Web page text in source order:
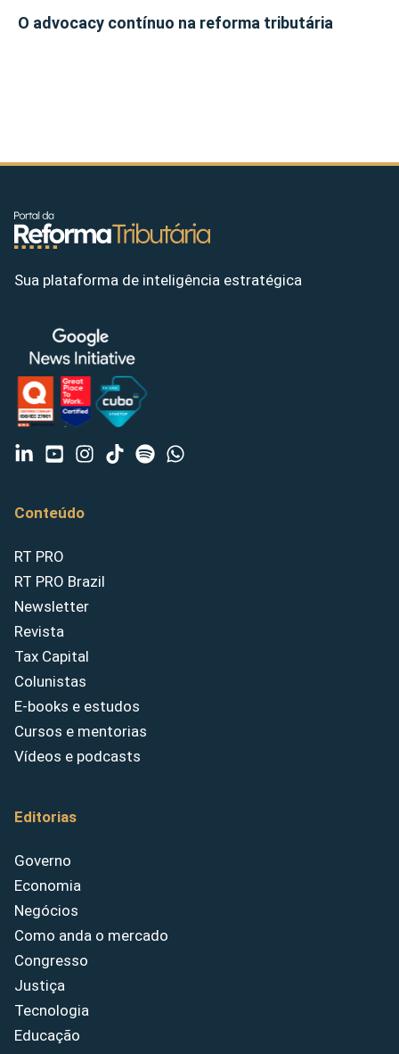
O advocacy contínuo na reforma tributária
Sua plataforma de inteligência estratégica
Conteúdo
RT PRO
RT PRO Brazil
Newsletter
Revista
Tax Capital
Colunistas
E-books e estudos
Cursos e mentorias
Vídeos e podcasts
Editorias
Governo
Economia
Negócios
Como anda o mercado
Congresso
Justiça
Tecnologia
Educação